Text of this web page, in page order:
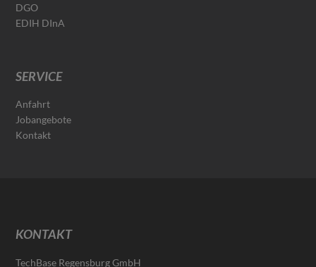
DGO
EDIH DInA
SERVICE
Anfahrt
Jobangebote
Kontakt
KONTAKT
TechBase Regensburg GmbH